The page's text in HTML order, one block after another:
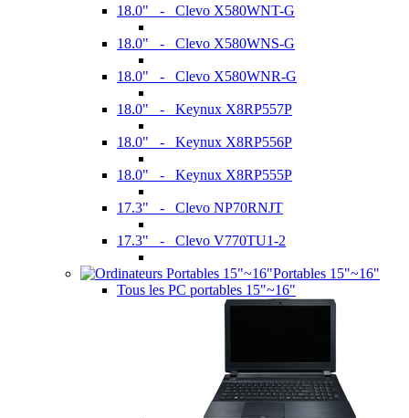
18.0" - Clevo X580WNT-G
18.0" - Clevo X580WNS-G
18.0" - Clevo X580WNR-G
18.0" - Keynux X8RP557P
18.0" - Keynux X8RP556P
18.0" - Keynux X8RP555P
17.3" - Clevo NP70RNJT
17.3" - Clevo V770TU1-2
Portables 15"~16"
Tous les PC portables 15"~16"